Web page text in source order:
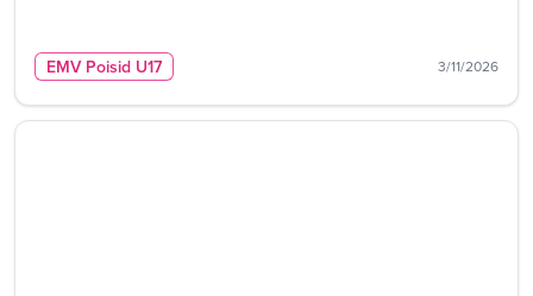
EMV Poisid U17 3/11/2026